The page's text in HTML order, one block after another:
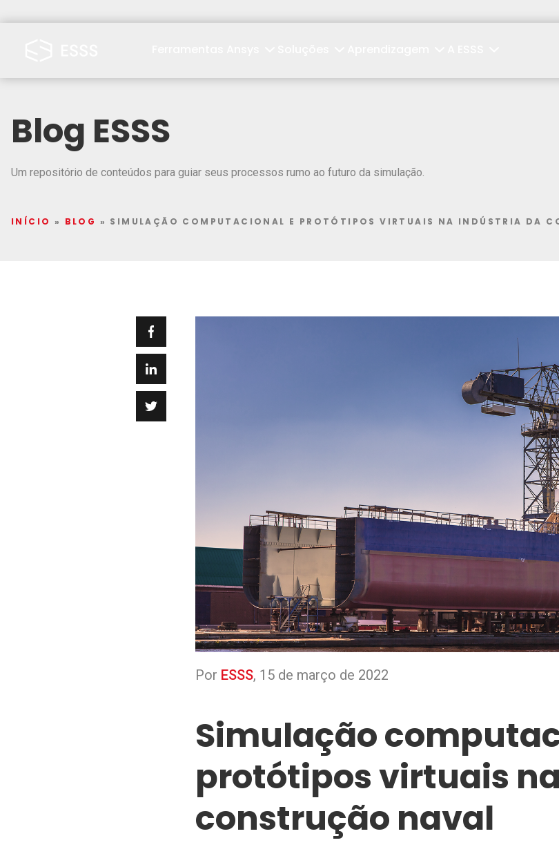
Blog ESSS
Um repositório de conteúdos para guiar seus processos rumo ao futuro da simulação.
INÍCIO » BLOG » SIMULAÇÃO COMPUTACIONAL E PROTÓTIPOS VIRTUAIS NA INDÚSTRIA DA
Por ESSS, 15 de março de 2022
Simulação
protótipos virtuais
construção naval